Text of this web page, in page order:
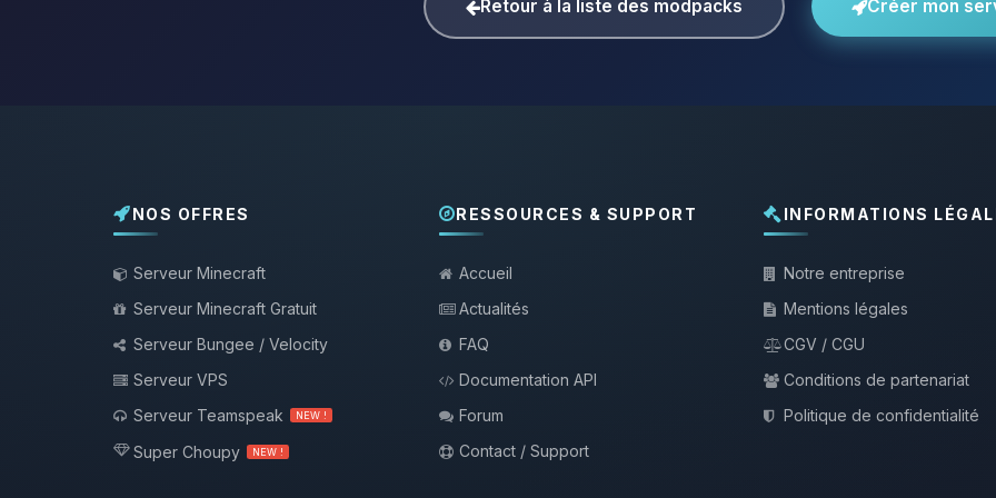
Retour à la liste des modpacks Créer mon
NOS OFFRES
Serveur Minecraft
Serveur Minecraft Gratuit
Serveur Bungee / Velocity
Serveur VPS
Serveur Teamspeak
NEW !
Super Choupy NEW !
RESSOURCES & SUPPORT
Accueil
Actualités
FAQ
Documentation API
Forum
Contact / Support
INFORMATIONS
Notre entreprise
Mentions légales
CGV / CGU
Conditions de partenariat
Politique de confidentialité